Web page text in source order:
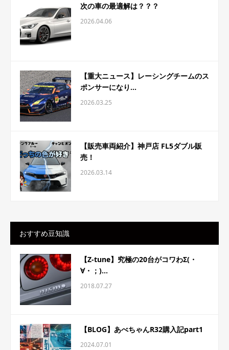
次の車の最適解は？？？
2026.04.06
【重大ニュース】レーシングチームのス
ポンサーになり...
2026.03.25
【販売車両紹介】神戸店 FL5ダブル販
売！
2026.03.14
おすすめ豆知識
【Z-tune】究極の20台がコワわΣ(・
∀・；)...
2018.07.27
【BLOG】あべちゃんR32購入記part1
2024.07.01